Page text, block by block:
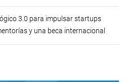
3.0 para impulsar startups
y una beca internacional